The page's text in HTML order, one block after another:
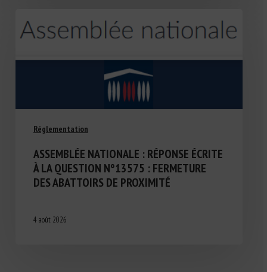
Réglementation
ASSEMBLÉE NATIONALE : RÉPONSE ÉCRITE
À LA QUESTION N°13575 : FERMETURE
DES ABATTOIRS DE PROXIMITÉ
4 août 2026